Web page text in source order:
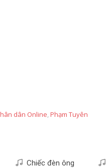
dân Online,Phạm Tuyên
Chiếc đèn ông